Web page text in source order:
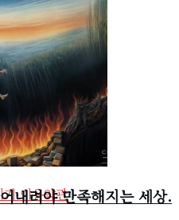
이용약관
내려야 만족해지는 세상.